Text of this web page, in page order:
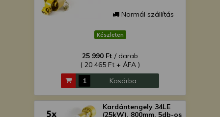
Normál szállítás
Készleten
25 990 Ft / darab
( 20 465 Ft + ÁFA )
Kosárba
Kardántengely 34LE
(25kW), 800mm, 5db-os